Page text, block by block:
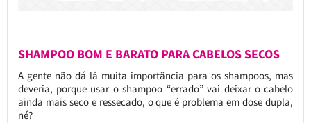
SHAMPOO BOM E BARATO PARA CABELOS SECOS
A gente não dá lá muita importância para os shampoos, mas
deveria, porque usar o shampoo “errado” vai deixar o cabelo
ainda mais seco e ressecado, o que é problema em dose dupla,
né?